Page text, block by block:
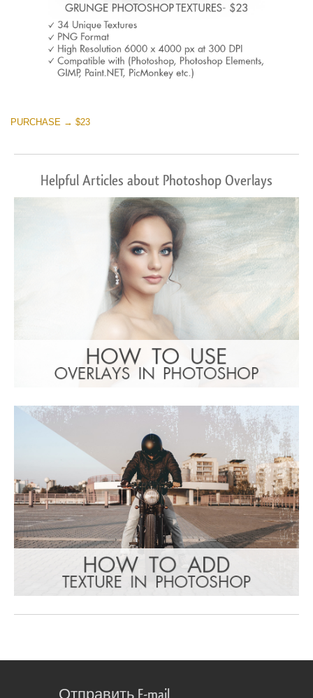
PURCHASE → $23
Helpful Articles about Photoshop Overlays
Отправить E-mail